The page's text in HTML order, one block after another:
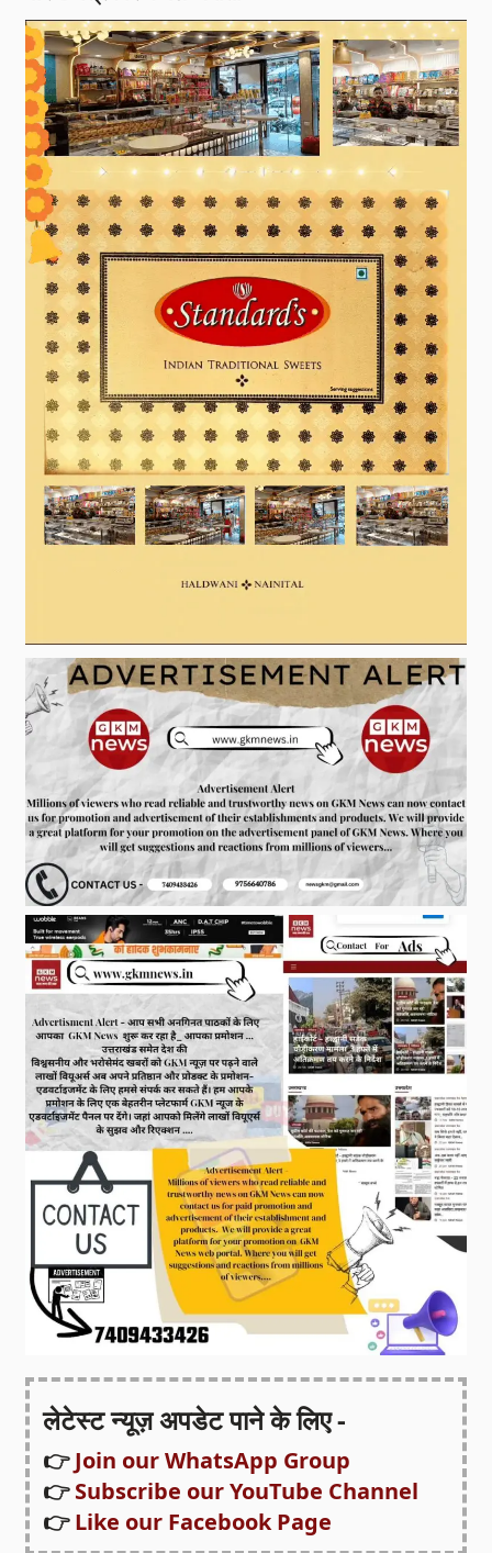
लेटेस्ट न्यूज़ अपडेट पाने के लिए -
👉Join our WhatsApp Group
👉Subscribe our YouTube Channel
👉Like our Facebook Page